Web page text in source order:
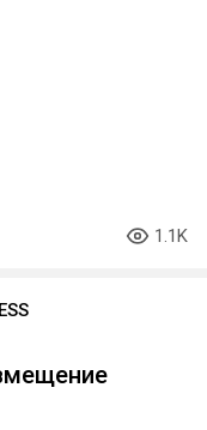
1.1K